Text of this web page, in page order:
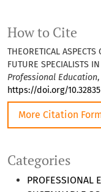
Categories
PROFESSIONAL
How to Cite
THEORETICAL
FUTURE SPECIALISTS
Professional Education,
https://doi.org/
More Citation